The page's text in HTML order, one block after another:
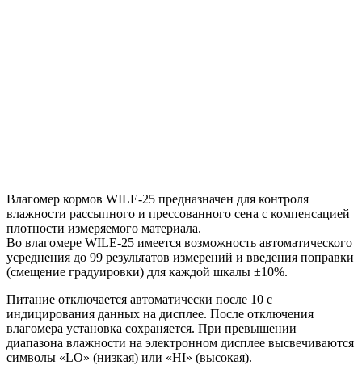
Влагомер кормов WILE-25 предназначен для контроля
влажности рассыпного и прессованного сена с компенсацией
плотности измеряемого материала.
Во влагомере WILE-25 имеется возможность автоматического
усреднения до 99 результатов измерений и введения поправки
(смещение градуировки) для каждой шкалы ±10%.
Питание отключается автоматически после 10 с
индицирования данных на дисплее. После отключения
влагомера установка сохраняется. При превышении
диапазона влажности на электронном дисплее высвечиваются
символы «LO» (низкая) или «HI» (высокая).